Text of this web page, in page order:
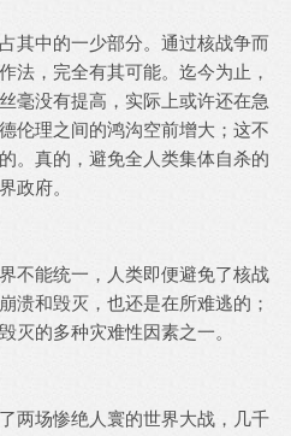
其中的一少部分。通过核战争而
法，完全有其可能。迄今为止，
毫没有提高，实际上或许还在急
伦理之间的鸿沟空前增大；这不
。真的，避免全人类集体自杀的
政府。
不能统一，人类即便避免了核战
溃和毁灭，也还是在所难逃的；
灭的多种灾难性因素之一。
两场惨绝人寰的世界大战，几千